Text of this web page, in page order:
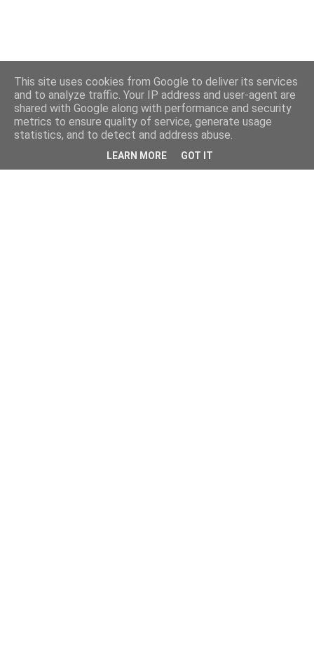
This site uses cookies from Google to deliver its services
and to analyze traffic. Your IP address and user-agent are
shared with Google along with performance and security
metrics to ensure quality of service, generate usage
statistics, and to detect and address abuse.
LEARN MORE GOT IT